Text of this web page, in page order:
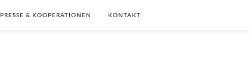
PRESSE & KOOPERATIONEN KONTAKT